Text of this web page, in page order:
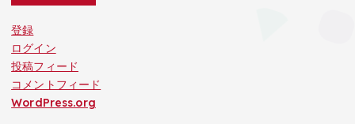
登録
ログイン
投稿フィード
コメントフィード
WordPress.org